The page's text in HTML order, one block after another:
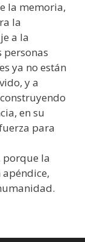
la memoria,
la
a la
personas
ya no están
y a
en su
para
porque la